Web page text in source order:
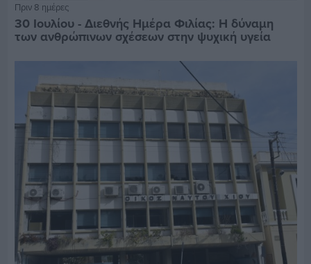
Πριν 8 ημέρες
30 Ιουλίου - Διεθνής Ημέρα Φιλίας: Η δύναμη
των ανθρώπινων σχέσεων στην ψυχική υγεία